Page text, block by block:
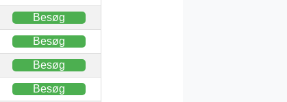
Besøg
Besøg
Besøg
Besøg